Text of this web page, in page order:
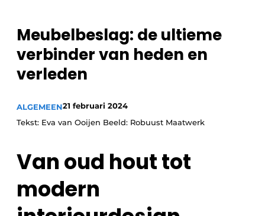
Meest gelezen
Nieuwsbrief
Podcasts
Vacature aanmelden
Vacatures
Meubelbeslag: de ultieme
verbinder van heden en
verleden
ALGEMEEN21 februari 2024
Tekst: Eva van Ooijen Beeld: Robuust Maatwerk
Van oud hout tot
modern